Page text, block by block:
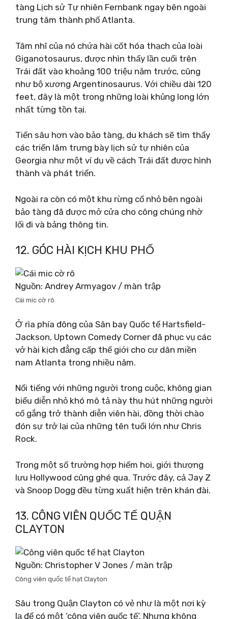
tàng Lịch sử Tự nhiên Fernbank ngay bên ngoài
trung tâm thành phố Atlanta.
Tâm nhĩ của nó chứa hài cốt hóa thạch của loài
Giganotosaurus, được nhìn thấy lần cuối trên
Trái đất vào khoảng 100 triệu năm trước, cũng
như bộ xương Argentinosaurus. Với chiều dài 120
feet, đây là một trong những loài khủng long lớn
nhất từng tồn tại.
Tiến sâu hơn vào bảo tàng, du khách sẽ tìm thấy
các triển lãm trưng bày lịch sử tự nhiên của
Georgia như một ví dụ về cách Trái đất được hình
thành và phát triển.
Ngoài ra còn có một khu rừng cổ nhỏ bên ngoài
bảo tàng đã được mở cửa cho công chúng nhờ
lối đi và bảng thông tin.
12. GÓC HÀI KỊCH KHU PHỐ
Nguồn: Andrey Armyagov / màn trập
Cái mic cờ rô
Ở rìa phía đông của Sân bay Quốc tế Hartsfield-
Jackson, Uptown Comedy Corner đã phục vụ các
vở hài kịch đẳng cấp thế giới cho cư dân miền
nam Atlanta trong nhiều năm.
Nổi tiếng với những người trong cuộc, không gian
biểu diễn nhỏ khó mô tả này thu hút những người
cố gắng trở thành diễn viên hài, đồng thời chào
đón sự trở lại của những tên tuổi lớn như Chris
Rock.
Trong một số trường hợp hiếm hoi, giới thượng
lưu Hollywood cũng ghé qua. Trước đây, cả Jay Z
và Snoop Dogg đều từng xuất hiện trên khán đài.
13. CÔNG VIÊN QUỐC TẾ QUẬN
CLAYTON
Nguồn: Christopher V Jones / màn trập
Công viên quốc tế hạt Clayton
Sâu trong Quận Clayton có vẻ như là một nơi kỳ
lạ để có một ‘công viên quốc tế’. Nhưng không